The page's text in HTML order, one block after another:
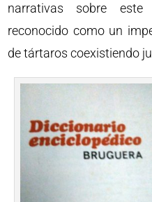
narrativas sobre
reconocido como un
de tártaros coexistiendo